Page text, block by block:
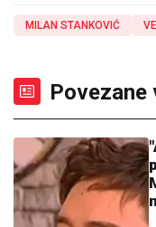
MILAN STANKOVIĆ
Povezane